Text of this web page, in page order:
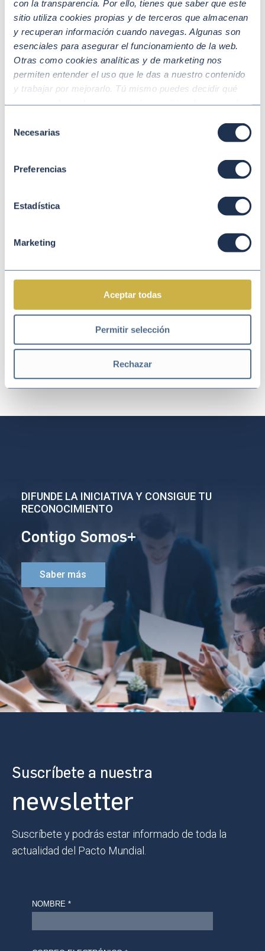
con la transparencia. Por ello, tienes que saber que este
sitio utiliza cookies propias y de terceros que almacenan
y recuperan información cuando navegas. Algunas son
esenciales para asegurar el funcionamiento de la web.
Otras como cookies analíticas y de marketing nos
permiten entender el uso que le das a nuestro contenido
y trabajar por mejorarlo. Tú mismo puedes decidir qué
quieras que recojamos ninguna información dándole al
Necesarias
Preferencias
Estadística
Marketing
Aceptar todas
Permitir selección
Rechazar
gestionar la incertidumbre y potenciar la
sostenibilidad
En un entorno global marcado p …
2026 | SOSTENIBILIDAD
Cómo preparar a tu empresa para la
¿Está su organización preparad …
Nueva ley de movilidad sostenible: lo que las
La movilidad empresarial en Es …
DIFUNDE LA INICIATIVA Y CONSIGUE TU
RECONOCIMIENTO
Contigo Somos+
Saber más
Suscríbete a nuestra
newsletter
Suscríbete y podrás estar informado de toda la
actualidad del Pacto Mundial.